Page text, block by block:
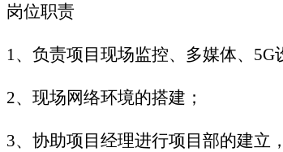
岗位职责
1、负责项目现场监控、多媒体、
2、现场网络环境的搭建；
3、协助项目经理进行项目部的建立